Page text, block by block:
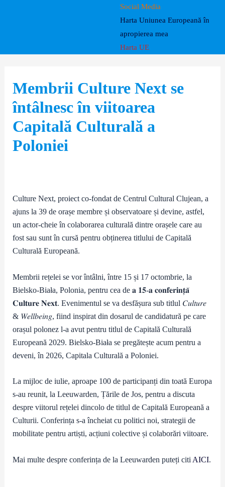
Social Media
Harta Uniunea Europeană în
apropierea mea
Harta UE
Membrii Culture Next se
întâlnesc în viitoarea
Capitală Culturală a
Poloniei
Culture Next, proiect co-fondat de Centrul Cultural Clujean, a
ajuns la 39 de orașe membre și observatoare și devine, astfel,
un actor-cheie în colaborarea culturală dintre orașele care au
fost sau sunt în cursă pentru obținerea titlului de Capitală
Culturală Europeană.
Membrii rețelei se vor întâlni, între 15 și 17 octombrie, la
Bielsko-Biała, Polonia, pentru cea de 𝐚 𝟏𝟓-𝐚 𝐜𝐨𝐧𝐟𝐞𝐫𝐢𝐧𝐭̦𝐚̆
𝐂𝐮𝐥𝐭𝐮𝐫𝐞 𝐍𝐞𝐱𝐭. Evenimentul se va desfășura sub titlul 𝐶𝑢𝑙𝑡𝑢𝑟𝑒
& 𝑊𝑒𝑙𝑙𝑏𝑒𝑖𝑛𝑔, fiind inspirat din dosarul de candidatură pe care
orașul polonez l-a avut pentru titlul de Capitală Culturală
Europeană 2029. Bielsko-Biała se pregătește acum pentru a
deveni, în 2026, Capitala Culturală a Poloniei.
La mijloc de iulie, aproape 100 de participanți din toată Europa
s-au reunit, la Leeuwarden, Țările de Jos, pentru a discuta
despre viitorul rețelei dincolo de titlul de Capitală Europeană a
Culturii. Conferința s-a încheiat cu politici noi, strategii de
mobilitate pentru artiști, acțiuni colective și colaborări viitoare.
Mai multe despre conferința de la Leeuwarden puteți citi AICI.